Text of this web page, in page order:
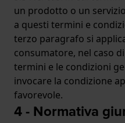
un prodotto o un
a questi termini e
terzo paragrafo si
consumatore, nel caso
termini e le condizioni
invocare la condizione
favorevole.
4 - Normativa